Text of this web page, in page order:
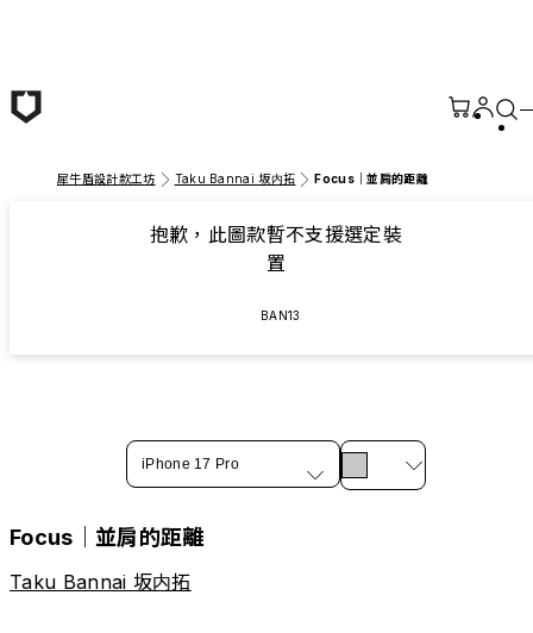
犀牛盾設計款工坊 Taku Bannai 坂内拓 Focus｜並肩的距離
抱歉，此圖款暫不支援選定裝
置
BAN13
iPhone 17 Pro
Focus｜並肩的距離
Taku Bannai 坂内拓